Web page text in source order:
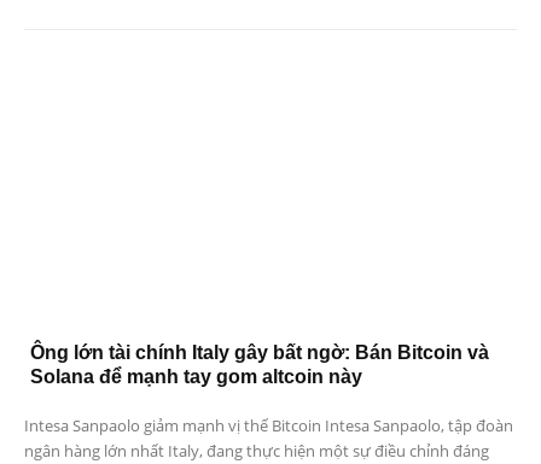
Ông lớn tài chính Italy gây bất ngờ: Bán Bitcoin và
Solana để mạnh tay gom altcoin này
Intesa Sanpaolo giảm mạnh vị thế Bitcoin Intesa Sanpaolo, tập đoàn
ngân hàng lớn nhất Italy, đang thực hiện một sự điều chỉnh đáng